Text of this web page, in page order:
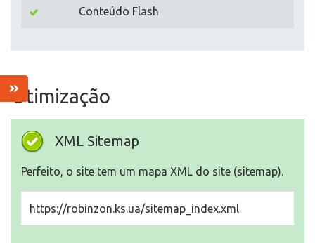
Conteúdo Flash
Otimização
XML Sitemap
Perfeito, o site tem um mapa XML do site (sitemap).
https://robinzon.ks.ua/sitemap_index.xml